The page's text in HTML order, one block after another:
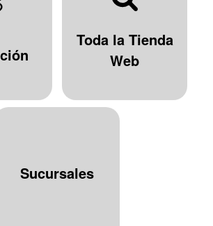
Toda la Tienda
Web
Sucursales